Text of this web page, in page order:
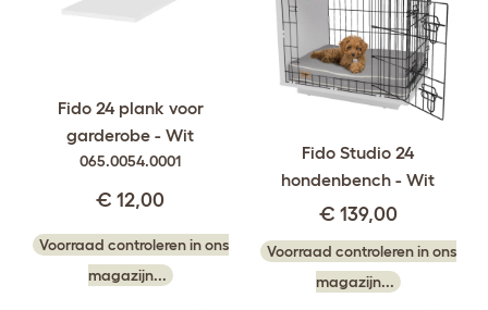
Fido 24 plank voor
garderobe - Wit
065.0054.0001
€ 12,00
Voorraad controleren in ons
magazijn...
Fido Studio 24
hondenbench - Wit
€ 139,00
Voorraad controleren in ons
magazijn...